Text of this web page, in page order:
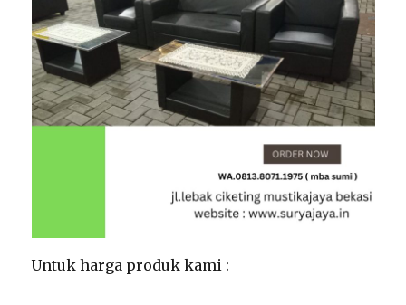
Untuk harga produk kami :